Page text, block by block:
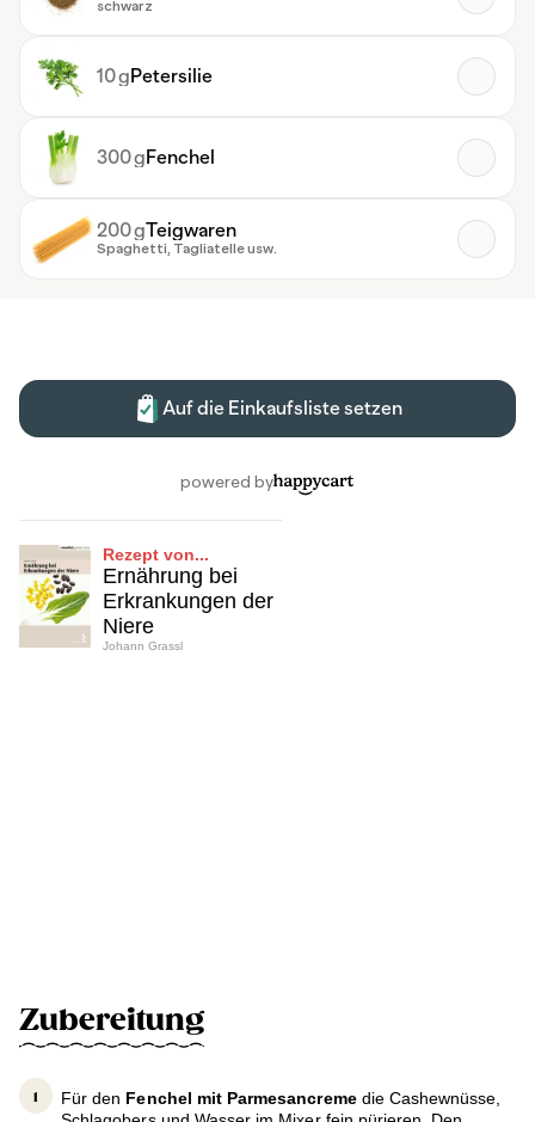
Rezept von...
Ernährung bei
Erkrankungen der
Niere
Johann Grassl
Zubereitung
Für den Fenchel mit Parmesancreme die Cashewnüsse,